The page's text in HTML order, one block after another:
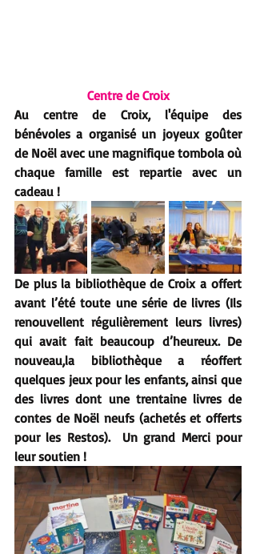
Centre de Croix
Au centre de Croix, l'équipe des
bénévoles a organisé un joyeux goûter
de Noël avec une magnifique tombola où
chaque famille est repartie avec un
cadeau !
De plus la bibliothèque de Croix a offert
avant l’été toute une série de livres (Ils
renouvellent régulièrement leurs livres)
qui avait fait beaucoup d’heureux. De
nouveau,la bibliothèque a réoffert
quelques jeux pour les enfants, ainsi que
des livres dont une trentaine livres de
contes de Noël neufs (achetés et offerts
pour les Restos).  Un grand Merci pour
leur soutien !